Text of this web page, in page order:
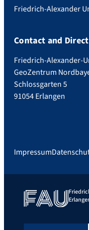
Friedrich-Alexander
Contact and
Friedrich-Alexander-
GeoZentrum
Schlossgarten 5
91054 Erlangen
Impressum